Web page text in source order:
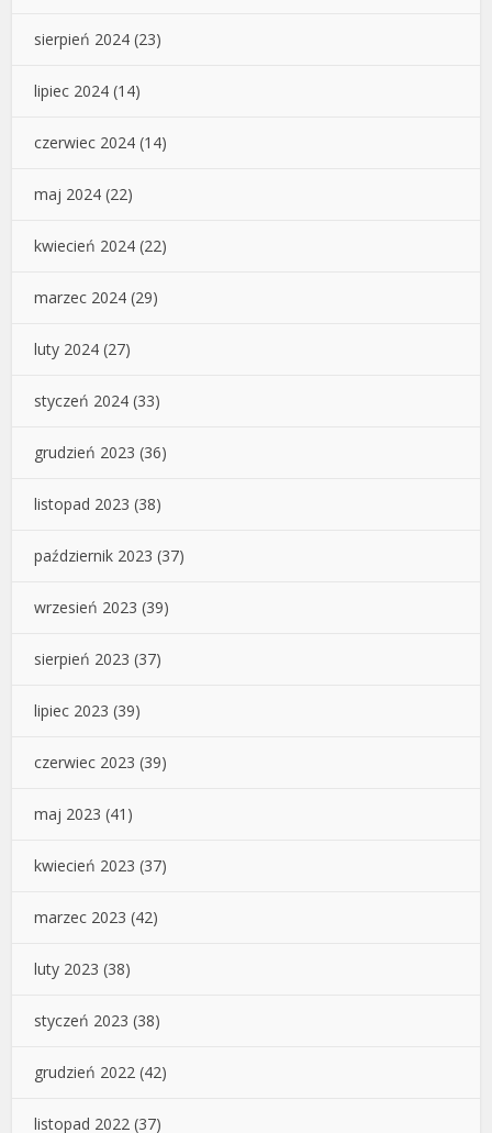
sierpień 2024 (23)
lipiec 2024 (14)
czerwiec 2024 (14)
maj 2024 (22)
kwiecień 2024 (22)
marzec 2024 (29)
luty 2024 (27)
styczeń 2024 (33)
grudzień 2023 (36)
listopad 2023 (38)
październik 2023 (37)
wrzesień 2023 (39)
sierpień 2023 (37)
lipiec 2023 (39)
czerwiec 2023 (39)
maj 2023 (41)
kwiecień 2023 (37)
marzec 2023 (42)
luty 2023 (38)
styczeń 2023 (38)
grudzień 2022 (42)
listopad 2022 (37)